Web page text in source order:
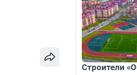
Строители